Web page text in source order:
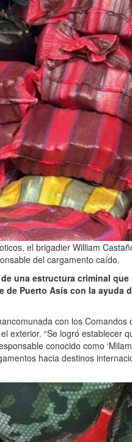
el brigadier William
del cargamento caído.
una estructura criminal
Puerto Asís con la ayuda
con los Comandos
exterior. “Se logró establecer
conocido como
hacia destinos